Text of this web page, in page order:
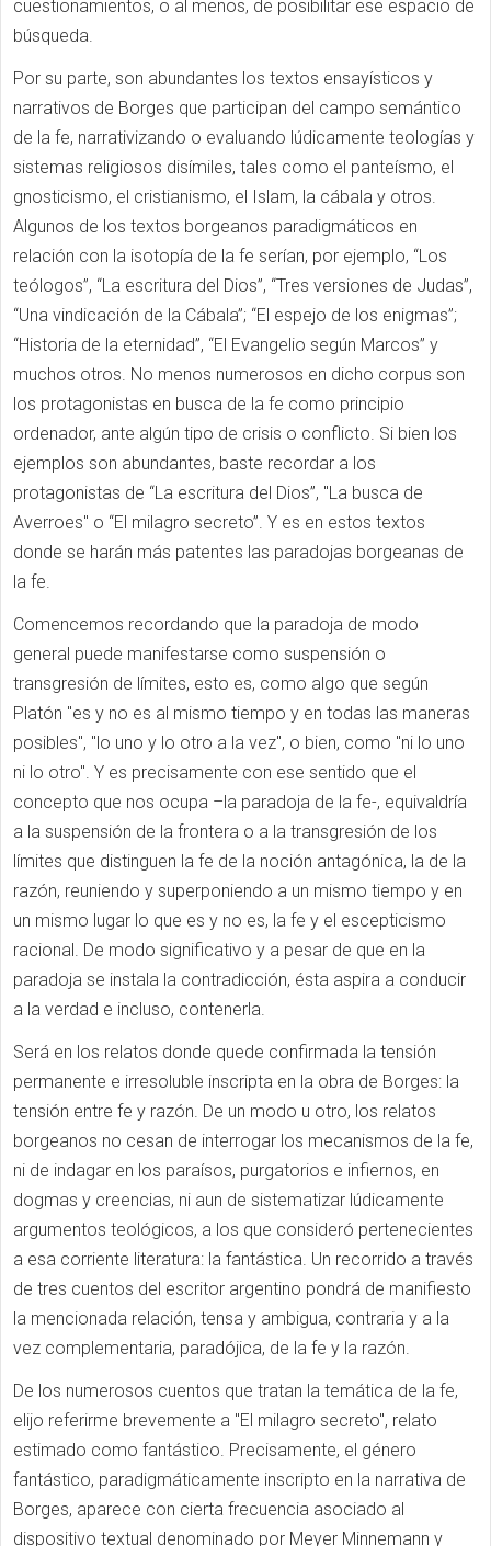
cuestionamientos, o al menos, de posibilitar ese espacio de
búsqueda.
Por su parte, son abundantes los textos ensayísticos y
narrativos de Borges que participan del campo semántico
de la fe, narrativizando o evaluando lúdicamente teologías y
sistemas religiosos disímiles, tales como el panteísmo, el
gnosticismo, el cristianismo, el Islam, la cábala y otros.
Algunos de los textos borgeanos paradigmáticos en
relación con la isotopía de la fe serían, por ejemplo, “Los
teólogos”, “La escritura del Dios”, “Tres versiones de Judas”,
“Una vindicación de la Cábala”; “El espejo de los enigmas”;
“Historia de la eternidad”, “El Evangelio según Marcos” y
muchos otros. No menos numerosos en dicho corpus son
los protagonistas en busca de la fe como principio
ordenador, ante algún tipo de crisis o conflicto. Si bien los
ejemplos son abundantes, baste recordar a los
protagonistas de “La escritura del Dios”, "La busca de
Averroes" o “El milagro secreto”. Y es en estos textos
donde se harán más patentes las paradojas borgeanas de
la fe.
Comencemos recordando que la paradoja de modo
general puede manifestarse como suspensión o
transgresión de límites, esto es, como algo que según
Platón "es y no es al mismo tiempo y en todas las maneras
posibles", "lo uno y lo otro a la vez", o bien, como "ni lo uno
ni lo otro". Y es precisamente con ese sentido que el
concepto que nos ocupa –la paradoja de la fe-, equivaldría
a la suspensión de la frontera o a la transgresión de los
límites que distinguen la fe de la noción antagónica, la de la
razón, reuniendo y superponiendo a un mismo tiempo y en
un mismo lugar lo que es y no es, la fe y el escepticismo
racional. De modo significativo y a pesar de que en la
paradoja se instala la contradicción, ésta aspira a conducir
a la verdad e incluso, contenerla.
Será en los relatos donde quede confirmada la tensión
permanente e irresoluble inscripta en la obra de Borges: la
tensión entre fe y razón. De un modo u otro, los relatos
borgeanos no cesan de interrogar los mecanismos de la fe,
ni de indagar en los paraísos, purgatorios e infiernos, en
dogmas y creencias, ni aun de sistematizar lúdicamente
argumentos teológicos, a los que consideró pertenecientes
a esa corriente literatura: la fantástica. Un recorrido a través
de tres cuentos del escritor argentino pondrá de manifiesto
la mencionada relación, tensa y ambigua, contraria y a la
vez complementaria, paradójica, de la fe y la razón.
De los numerosos cuentos que tratan la temática de la fe,
elijo referirme brevemente a "El milagro secreto", relato
estimado como fantástico. Precisamente, el género
fantástico, paradigmáticamente inscripto en la narrativa de
Borges, aparece con cierta frecuencia asociado al
dispositivo textual denominado por Meyer Minnemann y